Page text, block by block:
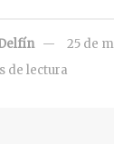
25 de
de lectura